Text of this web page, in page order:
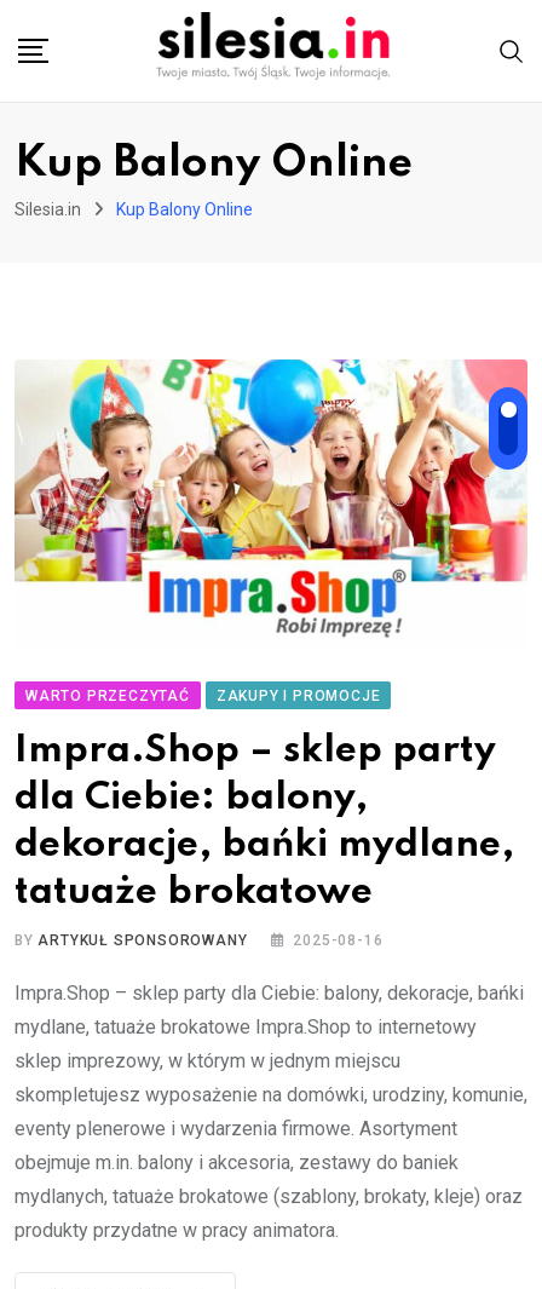
Kup Balony Online
Silesia.in Kup Balony Online
WARTO PRZECZYTAĆ ZAKUPY I PROMOCJE
Impra.Shop – sklep party
dla Ciebie: balony,
dekoracje, bańki mydlane,
tatuaże brokatowe
BYARTYKUŁ SPONSOROWANY 2025-08-16
Impra.Shop – sklep party dla Ciebie: balony, dekoracje, bańki
mydlane, tatuaże brokatowe Impra.Shop to internetowy
sklep imprezowy, w którym w jednym miejscu
skompletujesz wyposażenie na domówki, urodziny, komunie,
eventy plenerowe i wydarzenia firmowe. Asortyment
obejmuje m.in. balony i akcesoria, zestawy do baniek
mydlanych, tatuaże brokatowe (szablony, brokaty, kleje) oraz
produkty przydatne w pracy animatora.